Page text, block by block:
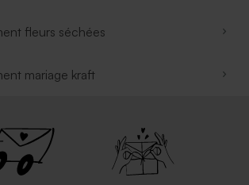
fleurs séchées
mariage kraft